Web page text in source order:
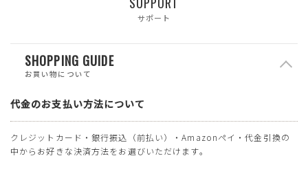
サポート
SHOPPING GUIDE
お買い物について
代金のお支払い方法について
クレジットカード・銀行振込（前払い）・Amazonペイ・代金引換の
中からお好きな決済方法をお選びいただけます。